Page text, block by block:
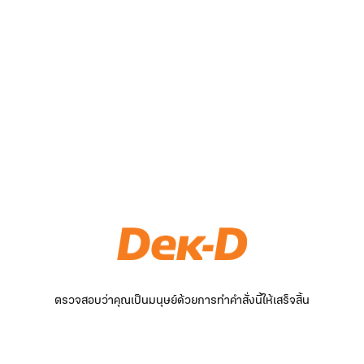
ตรวจสอบว่าคุณเป็นมนุษย์ด้วยการทำคำสั่งนี้ให้เสร็จสิ้น